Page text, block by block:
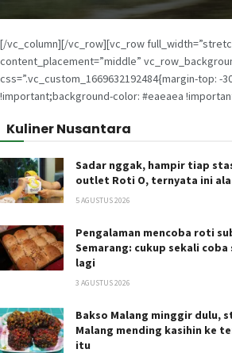
[/vc_column][/vc_row][vc_row
content_placement=”middle”
css=”.vc_custom_1669632192484{margin-top: -
!important;background-color: #eaeaea
Kuliner Nusantara
Sadar nggak, hampir tiap
outlet Roti O, ternyata ini
5 AGUSTUS 2026
Pengalaman mencoba roti
Semarang: cukup sekali
lagi
3 AGUSTUS 2026
Bakso Malang minggir dulu,
Malang mending kasihin ke
itu